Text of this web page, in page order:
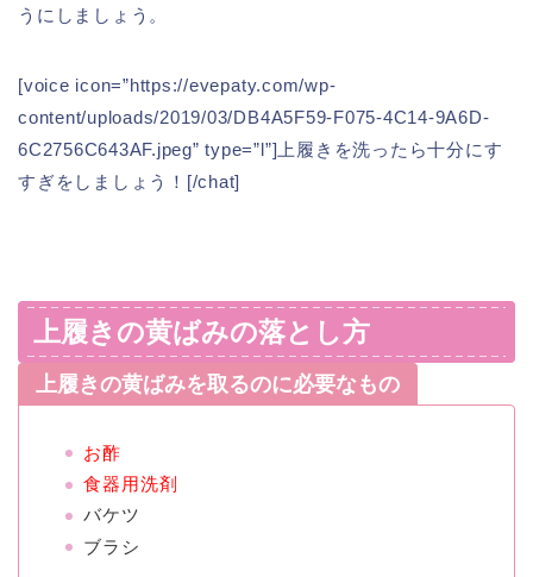
うにしましょう。
[voice icon=”https://evepaty.com/wp-
content/uploads/2019/03/DB4A5F59-F075-4C14-9A6D-
6C2756C643AF.jpeg” type=”l”]上履きを洗ったら十分にす
すぎをしましょう！[/chat]
上履きの黄ばみの落とし方
上履きの黄ばみを取るのに必要なもの
お酢
食器用洗剤
バケツ
ブラシ